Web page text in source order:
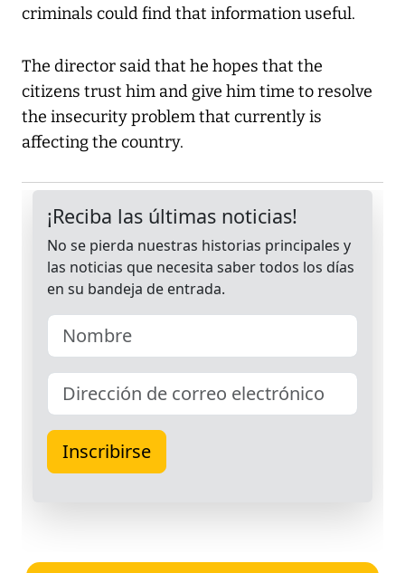
criminals could find that information useful.
The director said that he hopes that the
citizens trust him and give him time to resolve
the insecurity problem that currently is
affecting the country.